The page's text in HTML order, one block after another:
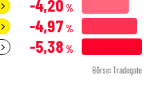
-4,20 %
-4,97 %
-5,38 %
Börse: Tradegate